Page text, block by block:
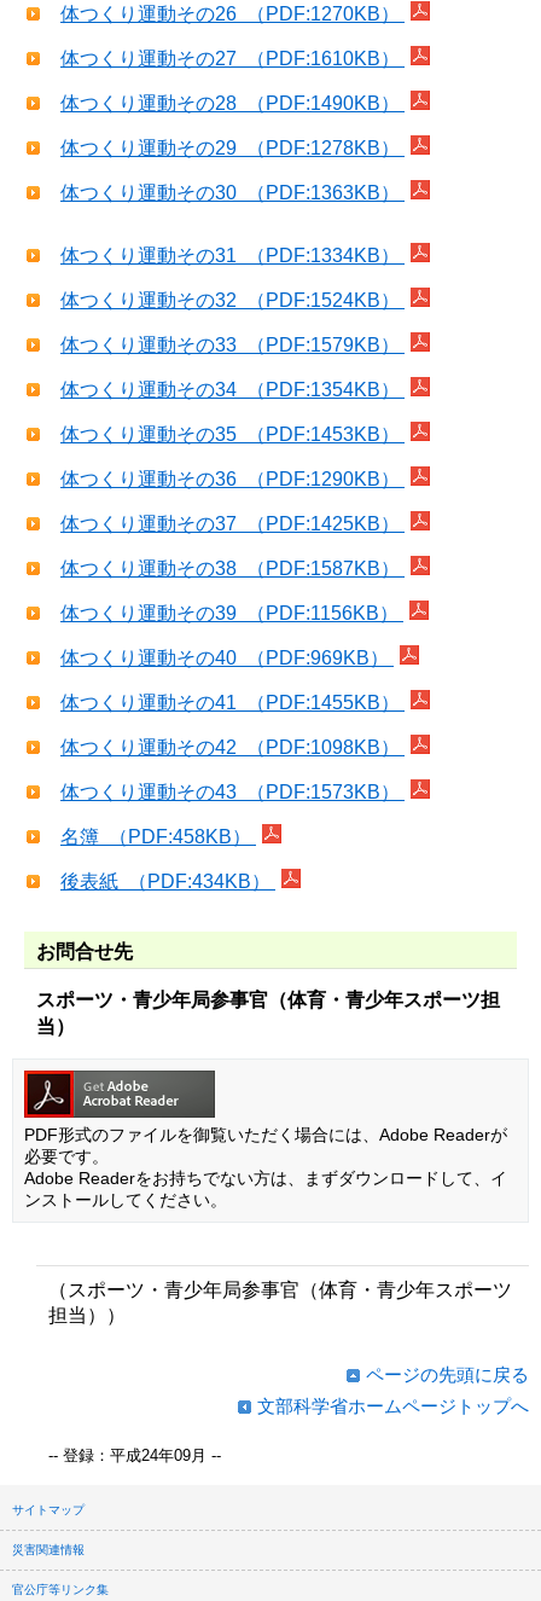
体つくり運動その26 （PDF:1270KB）
体つくり運動その27 （PDF:1610KB）
体つくり運動その28 （PDF:1490KB）
体つくり運動その29 （PDF:1278KB）
体つくり運動その30 （PDF:1363KB）
体つくり運動その31 （PDF:1334KB）
体つくり運動その32 （PDF:1524KB）
体つくり運動その33 （PDF:1579KB）
体つくり運動その34 （PDF:1354KB）
体つくり運動その35 （PDF:1453KB）
体つくり運動その36 （PDF:1290KB）
体つくり運動その37 （PDF:1425KB）
体つくり運動その38 （PDF:1587KB）
体つくり運動その39 （PDF:1156KB）
体つくり運動その40 （PDF:969KB）
体つくり運動その41 （PDF:1455KB）
体つくり運動その42 （PDF:1098KB）
体つくり運動その43 （PDF:1573KB）
名簿 （PDF:458KB）
後表紙 （PDF:434KB）
お問合せ先
スポーツ・青少年局参事官（体育・青少年スポーツ担
当）
PDF形式のファイルを御覧いただく場合には、Adobe Readerが
必要です。
Adobe Readerをお持ちでない方は、まずダウンロードして、イ
ンストールしてください。
（スポーツ・青少年局参事官（体育・青少年スポーツ
担当））
ページの先頭に戻る
文部科学省ホームページトップへ
-- 登録：平成24年09月 --
サイトマップ
災害関連情報
官公庁等リンク集